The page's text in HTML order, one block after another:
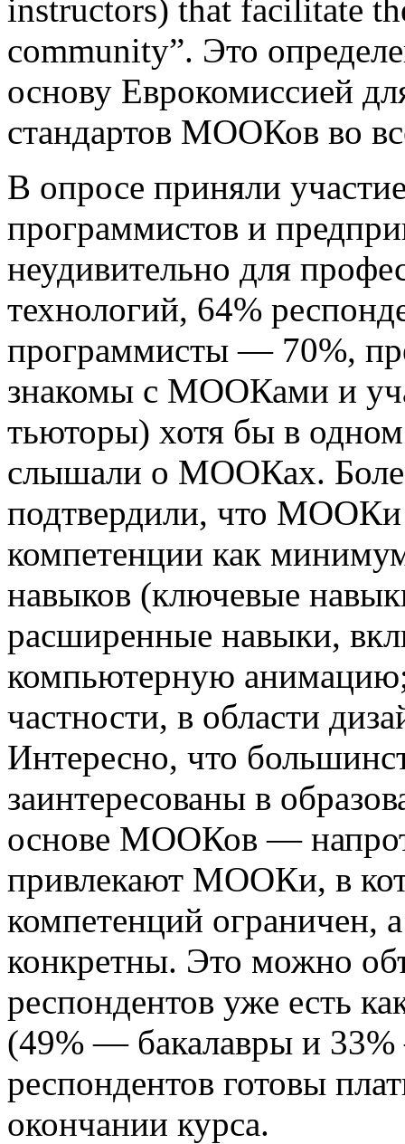
instructors) that facilitate
community”. Это
основу Еврокомиссией
стандартов МООКов во
В опросе приняли
программистов и
неудивительно для
технологий, 64%
программисты — 70%,
знакомы с МООКами и
тьюторы) хотя бы в
слышали о МООКах.
подтвердили, что
компетенции как
навыков (ключевые
расширенные навыки,
компьютерную
частности, в области
Интересно, что
заинтересованы в
основе МООКов —
привлекают МООКи, в
компетенций ограничен,
конкретны. Это можно
респондентов уже есть
(49% — бакалавры и
респондентов готовы
окончании курса.